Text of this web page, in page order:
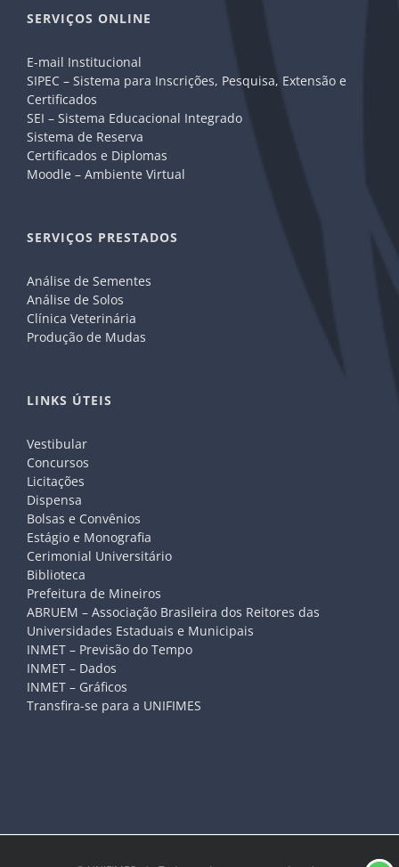
SERVIÇOS ONLINE
E-mail Institucional
SIPEC – Sistema para Inscrições, Pesquisa, Extensão e
Certificados
SEI – Sistema Educacional Integrado
Sistema de Reserva
Certificados e Diplomas
Moodle – Ambiente Virtual
SERVIÇOS PRESTADOS
Análise de Sementes
Análise de Solos
Clínica Veterinária
Produção de Mudas
LINKS ÚTEIS
Vestibular
Concursos
Licitações
Dispensa
Bolsas e Convênios
Estágio e Monografia
Cerimonial Universitário
Biblioteca
Prefeitura de Mineiros
ABRUEM – Associação Brasileira dos Reitores das
Universidades Estaduais e Municipais
INMET – Previsão do Tempo
INMET – Dados
INMET – Gráficos
Transfira-se para a UNIFIMES